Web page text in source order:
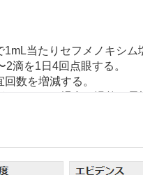
1mL当たりセフメノキシ
滴を1日4回点眼する。
数を増減する。